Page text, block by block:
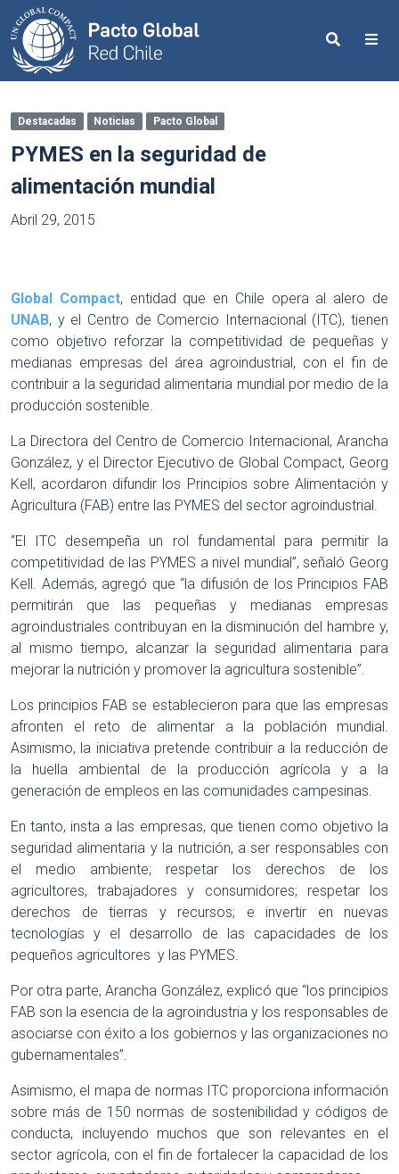
Search
Destacadas Noticias Pacto Global
PYMES en la seguridad de
alimentación mundial
Abril 29, 2015
Global Compact, entidad que en Chile opera al alero de
UNAB, y el Centro de Comercio Internacional (ITC), tienen
como objetivo reforzar la competitividad de pequeñas y
medianas empresas del área agroindustrial, con el fin de
contribuir a la seguridad alimentaria mundial por medio de la
producción sostenible.
La Directora del Centro de Comercio Internacional, Arancha
González, y el Director Ejecutivo de Global Compact, Georg
Kell, acordaron difundir los Principios sobre Alimentación y
Agricultura (FAB) entre las PYMES del sector agroindustrial.
“El ITC desempeña un rol fundamental para permitir la
competitividad de las PYMES a nivel mundial”, señaló Georg
Kell. Además, agregó que “la difusión de los Principios FAB
permitirán que las pequeñas y medianas empresas
agroindustriales contribuyan en la disminución del hambre y,
al mismo tiempo, alcanzar la seguridad alimentaria para
mejorar la nutrición y promover la agricultura sostenible”.
Los principios FAB se establecieron para que las empresas
afronten el reto de alimentar a la población mundial.
Asimismo, la iniciativa pretende contribuir a la reducción de
la huella ambiental de la producción agrícola y a la
generación de empleos en las comunidades campesinas.
En tanto, insta a las empresas, que tienen como objetivo la
seguridad alimentaria y la nutrición, a ser responsables con
el medio ambiente; respetar los derechos de los
agricultores, trabajadores y consumidores; respetar los
derechos de tierras y recursos; e invertir en nuevas
tecnologías y el desarrollo de las capacidades de los
pequeños agricultores y las PYMES.
Por otra parte, Arancha González, explicó que “los principios
FAB son la esencia de la agroindustria y los responsables de
asociarse con éxito a los gobiernos y las organizaciones no
gubernamentales”.
Asimismo, el mapa de normas ITC proporciona información
sobre más de 150 normas de sostenibilidad y códigos de
conducta, incluyendo muchos que son relevantes en el
sector agrícola, con el fin de fortalecer la capacidad de los